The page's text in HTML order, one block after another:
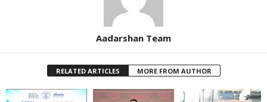
Aadarshan Team
RELATED ARTICLES MORE FROM AUTHOR